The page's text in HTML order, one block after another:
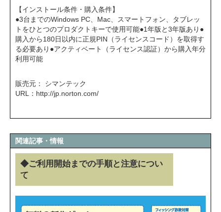
【インストール条件・購入条件】
●3台までのWindows PC、Mac、スマートフォン、タブレッ
トをひとつのプロダクトキーで使用可能●1年版と3年版あり●
購入から180日以内に正規PIN（ライセンスコード）を取得す
る必要あり●アクティベート（ライセンス認証）から購入年分
利用可能
販売元： シマンテック
URL： http://jp.norton.com/
関連記事・情報
◆ご利用開始までの手順と注意につい
て